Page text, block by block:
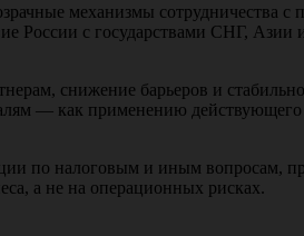
механизмы сотрудничества с
России с государствами СНГ, Азии
снижение барьеров и
— как применению действующего
по налоговым и иным вопросам,
а не на операционных рисках.